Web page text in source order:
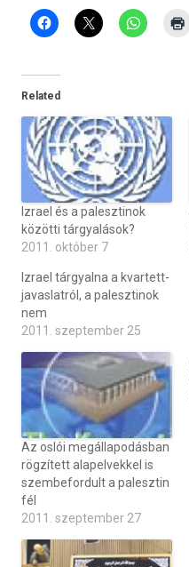
Related
Izrael és a palesztinok
közötti tárgyalások?
2011. október 7
Izrael tárgyalna a kvartett-
javaslatról, a palesztinok
nem
2011. szeptember 25
Az oslói megállapodásban
rögzített alapelvekkel is
szembefordult a palesztin
fél
2011. szeptember 27